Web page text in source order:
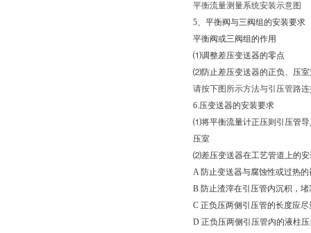
平衡流量测量系统安装示意图
5、平衡阀与三阀组的安装要求
平衡阀或三阀组的作用
⑴调整差压变送器的零点
⑵防止差压变送器的正负、压室
请按下图所示方法与引压管路
6.压变送器的安装要求
⑴将平衡流量计正压则引压管导
压室
⑵差压变送器在工艺管道上的
A 防止变送器与腐蚀性或过热
B 防止渣滓在引压管内沉积，堵
C 正负压两侧引压管的长度应尽
D 正负压两侧引压管内的液柱